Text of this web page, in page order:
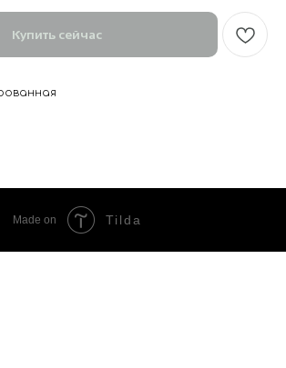
Купить сейчас
Made on Tilda